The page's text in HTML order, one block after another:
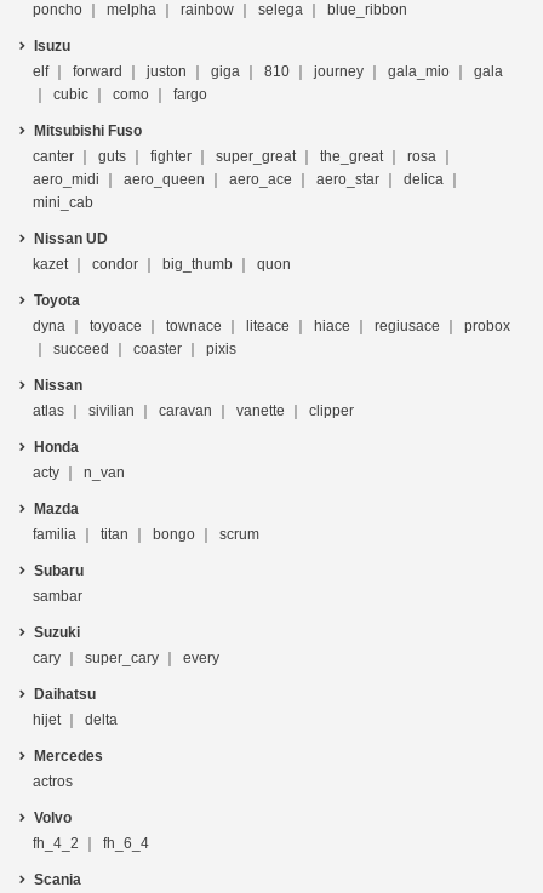
poncho
melpha rainbow selega blue_ribbon
Isuzu
elf
forward juston giga 810 journey gala_mio
gala
cubic
como fargo
Mitsubishi Fuso
canter
guts fighter super_great the_great
rosa
aero_midi
aero_queen aero_ace aero_star
delica
mini_cab
Nissan UD
kazet
condor big_thumb quon
Toyota
dyna
toyoace townace liteace hiace regiusace
probox
succeed
coaster pixis
Nissan
atlas
sivilian caravan vanette clipper
Honda
acty
n_van
Mazda
familia
titan bongo scrum
Subaru
sambar
Suzuki
cary
super_cary every
Daihatsu
hijet
delta
Mercedes
actros
Volvo
fh_4_2
fh_6_4
Scania